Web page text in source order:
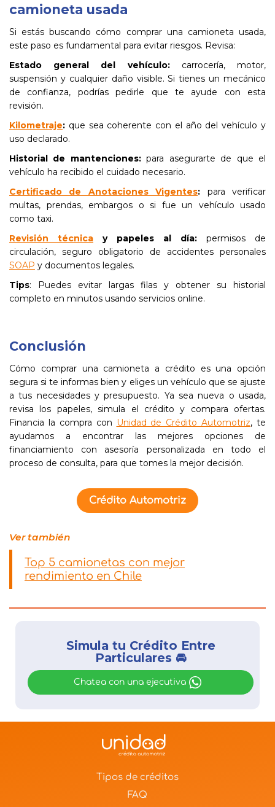
camioneta usada
Si estás buscando cómo comprar una camioneta usada,
este paso es fundamental para evitar riesgos. Revisa:
Estado general del vehículo:carrocería, motor,
suspensión y cualquier daño visible. Si tienes un mecánico
de confianza, podrías pedirle que te ayude con esta
revisión.
Kilometraje: que sea coherente con el año del vehículo y
uso declarado.
Historial de mantenciones:para asegurarte de que el
vehículo ha recibido el cuidado necesario.
Certificado de Anotaciones Vigentes: para verificar
multas, prendas, embargos o si fue un vehículo usado
como taxi.
Revisión técnica y papeles al día: permisos de
circulación, seguro obligatorio de accidentes personales
SOAP y documentos legales.
Tips: Puedes evitar largas filas y obtener su historial
completo en minutos usando servicios online.
Conclusión
Cómo comprar una camioneta a crédito es una opción
segura si te informas bien y eliges un vehículo que se ajuste
a tus necesidades y presupuesto. Ya sea nueva o usada,
revisa los papeles, simula el crédito y compara ofertas.
Financia la compra con Unidad de Crédito Automotriz, te
ayudamos a encontrar las mejores opciones de
financiamiento con asesoría personalizada en todo el
proceso de consulta, para que tomes la mejor decisión.
Crédito Automotriz
Ver también
Top 5 camionetas con mejor
rendimiento en Chile
Simula tu Crédito Entre
Particulares 🚘
Chatea con una ejecutiva
Tipos de créditos
FAQ